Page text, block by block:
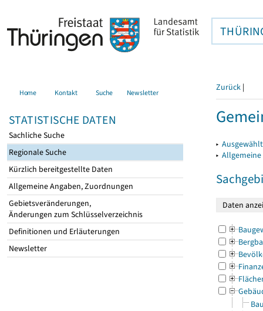
Home Kontakt Suche Newsletter
STATISTISCHE DATEN
Sachliche Suche
Regionale Suche
Kürzlich bereitgestellte Daten
Allgemeine Angaben, Zuordnungen
Gebietsveränderungen,
Änderungen zum Schlüsselverzeichnis
Definitionen und Erläuterungen
Newsletter
Zurück |
▸
▸